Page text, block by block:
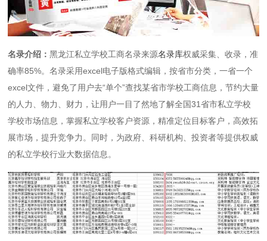
名录介绍：黑龙江私立学校工商名录来源名录库权威采集、收录，准
确率85%。名录采用excel电子版格式编辑，按省市分类，一省一个
excel文件，避免了用户去“单个”查找某省市学校工商信息，节约大量
的人力、物力、财力，让用户一目了然地了解全国31省市私立学校
学校市场信息，掌握私立学校客户资源，精准定位目标客户，高效拓
展市场，提升竞争力。同时，为政府、科研机构、投资者等提供权威
的私立学校行业大数据信息。